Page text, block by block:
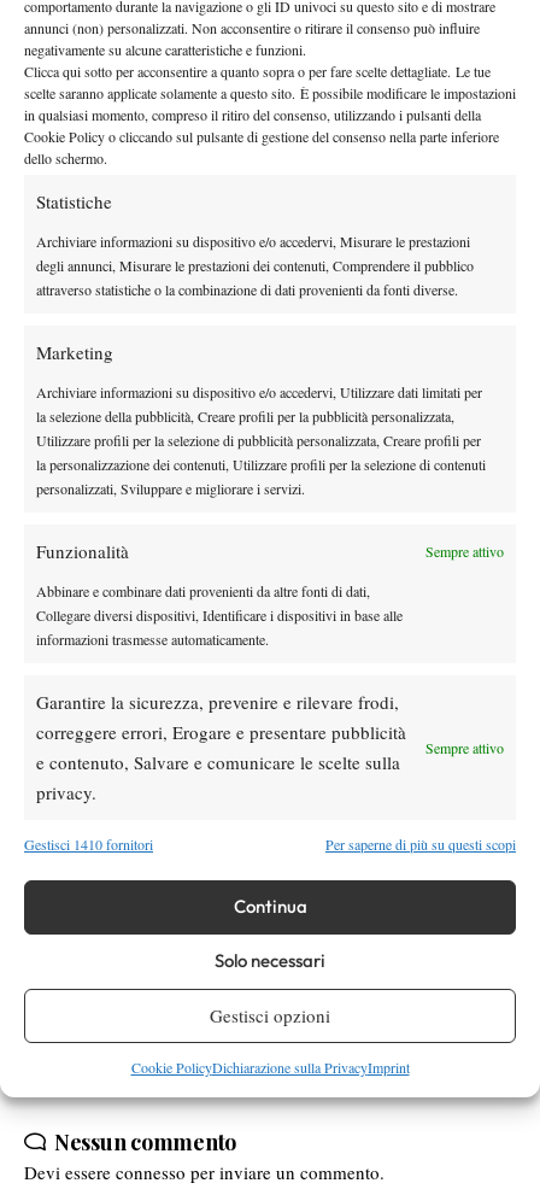
comportamento durante la navigazione o gli ID univoci su questo sito e di mostrare
annunci (non) personalizzati. Non acconsentire o ritirare il consenso può influire
negativamente su alcune caratteristiche e funzioni.
Clicca qui sotto per acconsentire a quanto sopra o per fare scelte dettagliate. Le tue
scelte saranno applicate solamente a questo sito. È possibile modificare le impostazioni
in qualsiasi momento, compreso il ritiro del consenso, utilizzando i pulsanti della
Cookie Policy o cliccando sul pulsante di gestione del consenso nella parte inferiore
dello schermo.
Statistiche
Archiviare informazioni su dispositivo e/o accedervi, Misurare le prestazioni
degli annunci, Misurare le prestazioni dei contenuti, Comprendere il pubblico
attraverso statistiche o la combinazione di dati provenienti da fonti diverse.
Marketing
Archiviare informazioni su dispositivo e/o accedervi, Utilizzare dati limitati per
la selezione della pubblicità, Creare profili per la pubblicità personalizzata,
Utilizzare profili per la selezione di pubblicità personalizzata, Creare profili per
la personalizzazione dei contenuti, Utilizzare profili per la selezione di contenuti
personalizzati, Sviluppare e migliorare i servizi.
Funzionalità Sempre attivo
Abbinare e combinare dati provenienti da altre fonti di dati,
Collegare diversi dispositivi, Identificare i dispositivi in base alle
informazioni trasmesse automaticamente.
Garantire la sicurezza, prevenire e rilevare frodi,
correggere errori, Erogare e presentare pubblicità
e contenuto, Salvare e comunicare le scelte sulla
privacy.
Sempre attivo
Gestisci 1410 fornitori Per saperne di più su questi scopi
Continua
Solo necessari
Gestisci opzioni
Cookie PolicyDichiarazione sulla PrivacyImprint
A Eastbourne la nuova coppia esordisce col botto, eliminando
niente meno che Makarova e Vesnina, una delle coppie più forti
del panorama mondiale. Qualche match di rodaggio, come è
giusto che sia, ma Flavia già mette in mostra quanto di buono
fatto con la amica e compagna di tante battaglie Gisela Dulko:
colpi da fondo e ricami a rete, con l’aggiunta di una grande
Flavia disputa due splendidi tornei, in singolare e in doppio. Nel
tabellone di singolare raggiunge per la quinta volta in carriera i
all’atto finale, senza lasciare neanche un set per strada. Questa
volta però le russe Makarova e Vesnina si prendono una pesante
rivincita, battendo in tre set la coppia italo-elvetica. La prima
vittoria è però solo rimandata: nel ricco torneo di Wuhan, Flavia
e Martina trionfano battendo Garcia e Black in tre set, issandosi
Si iscrivono a Tianjin con la speranza di partecipare al Master di
fine anno, ma l’eliminazione al secondo turno preclude alle due
un risultato che per una coppia nata a giugno sarebbe stato
qualcosa di straordinario.
Master, anche se non quello di Singapore: il forfait di Jelena
Jankovic lascia libera una Wild Card, che gli organizzatori del
WTA Tournament of Champions decidono di concedere alla
nostra Pennetta, un risultato assolutamente meritato, al termine di
32 anni, nella elitè del tennis mondiale.
Flavia Pennetta tournament of champions
Nessun commento
Devi essere connesso per inviare un commento.